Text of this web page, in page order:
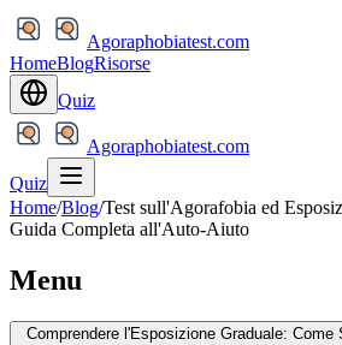
Agoraphobiatest.com
HomeBlogRisorse
Quiz
Agoraphobiatest.com
Quiz
Home/Blog/Test sull'Agorafobia ed
Guida Completa all'Auto-Aiuto
Menu
Comprendere l'Esposizione Graduale: Come